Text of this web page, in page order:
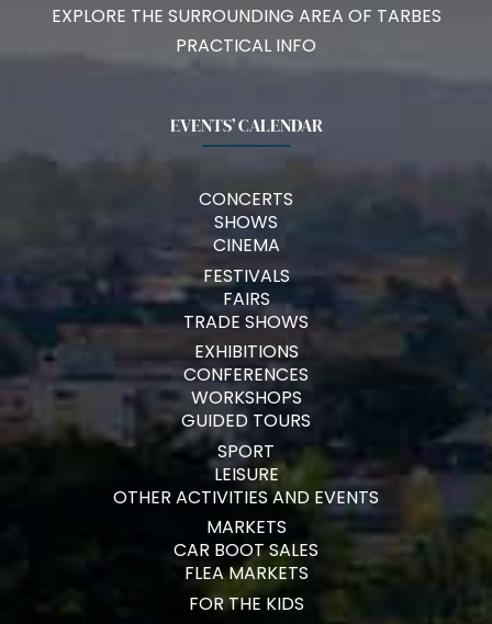
EXPLORE THE SURROUNDING AREA OF TARBES
PRACTICAL INFO
EVENTS’ CALENDAR
CONCERTS
SHOWS
CINEMA
FESTIVALS
FAIRS
TRADE SHOWS
EXHIBITIONS
CONFERENCES
WORKSHOPS
GUIDED TOURS
SPORT
LEISURE
OTHER ACTIVITIES AND EVENTS
MARKETS
CAR BOOT SALES
FLEA MARKETS
FOR THE KIDS